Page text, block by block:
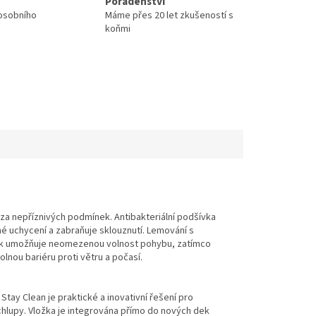
Máme přes 20 let zkušeností s
koňmi
nepříznivých podmínek. Antibakteriální podšívka
a zabraňuje sklouznutí. Lemování s
neomezenou volnost pohybu, zatímco
bariéru proti větru a počasí.
Clean je praktické a inovativní řešení pro
Vložka je integrována přímo do nových dek